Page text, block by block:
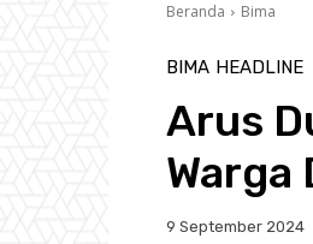
Beranda Bima
BIMA HEADLINE
Arus
Warga
9 September 2024